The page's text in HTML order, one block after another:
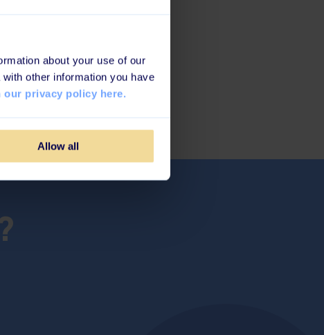
about your use of our
other information you have
our privacy policy here.
Allow all